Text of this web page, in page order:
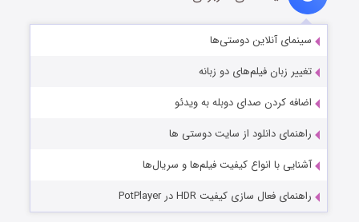
سینمای آنلاین دوستی‌ها
تغییر زبان فیلم‌های دو زبانه
اضافه کردن صدای دوبله به ویدئو
راهنمای دانلود از سایت دوستی ها
آشنایی با انواع کیفیت فیلم‌ها و سریال‌ها
راهنمای فعال سازی کیفیت HDR در PotPlayer